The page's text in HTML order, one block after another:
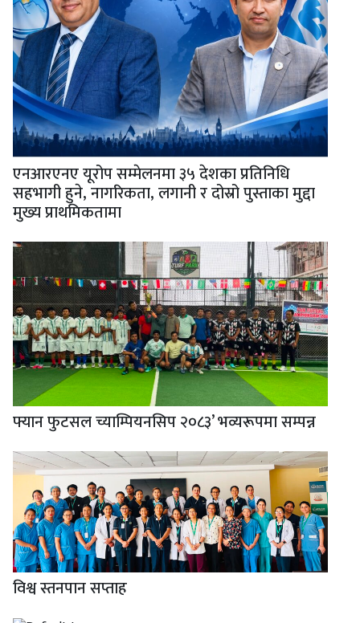
एनआरएनए यूरोप सम्मेलनमा ३५ देशका प्रतिनिधि
सहभागी हुने, नागरिकता, लगानी र दोस्रो पुस्ताका मुद्दा
मुख्य प्राथमिकतामा
फ्यान फुटसल च्याम्पियनसिप २०८३’ भव्यरूपमा सम्पन्न
विश्व स्तनपान सप्ताह